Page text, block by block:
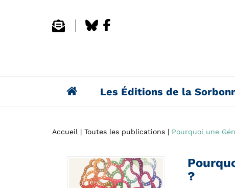
Les Éditions de la
Accueil Toutes les publications Pourquoi une
?